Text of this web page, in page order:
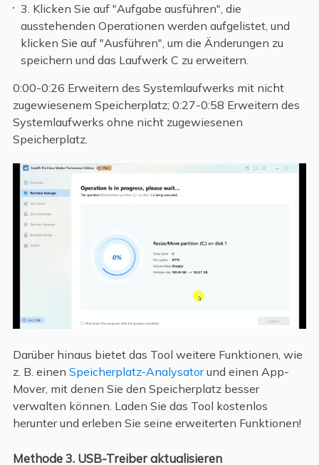
3. Klicken Sie auf "Aufgabe ausführen", die
ausstehenden Operationen werden aufgelistet, und
klicken Sie auf "Ausführen", um die Änderungen zu
speichern und das Laufwerk C zu erweitern.
0:00-0:26 Erweitern des Systemlaufwerks mit nicht
zugewiesenem Speicherplatz; 0:27-0:58 Erweitern des
Systemlaufwerks ohne nicht zugewiesenen
Speicherplatz.
Darüber hinaus bietet das Tool weitere Funktionen, wie
z. B. einen Speicherplatz-Analysatorund einen App-
Mover, mit denen Sie den Speicherplatz besser
verwalten können. Laden Sie das Tool kostenlos
herunter und erleben Sie seine erweiterten Funktionen!
Methode 3. USB-Treiber aktualisieren